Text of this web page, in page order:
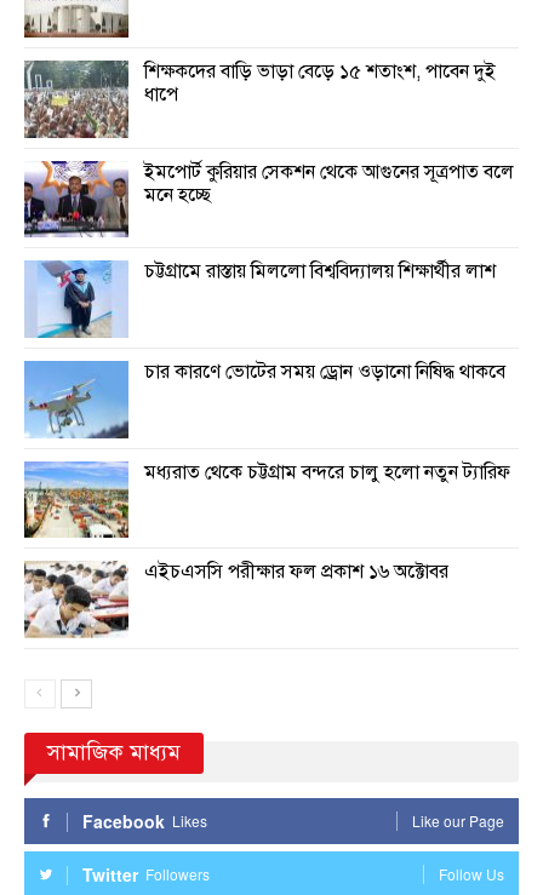
শিক্ষকদের বাড়ি ভাড়া বেড়ে ১৫ শতাংশ, পাবেন দুই
ধাপে
ইমপোর্ট কুরিয়ার সেকশন থেকে আগুনের সূত্রপাত বলে
মনে হচ্ছে
চট্টগ্রামে রাস্তায় মিললো বিশ্ববিদ্যালয় শিক্ষার্থীর লাশ
চার কারণে ভোটের সময় ড্রোন ওড়ানো নিষিদ্ধ থাকবে
মধ্যরাত থেকে চট্টগ্রাম বন্দরে চালু হলো নতুন ট্যারিফ
এইচএসসি পরীক্ষার ফল প্রকাশ ১৬ অক্টোবর
সামাজিক মাধ্যম
Facebook Likes Like our Page
Twitter Followers Follow Us